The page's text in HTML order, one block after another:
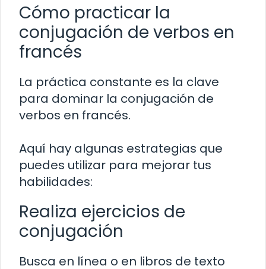
Cómo practicar la
conjugación de verbos en
francés
La práctica constante es la clave
para dominar la conjugación de
verbos en francés.
Aquí hay algunas estrategias que
puedes utilizar para mejorar tus
habilidades:
Realiza ejercicios de
conjugación
Busca en línea o en libros de texto